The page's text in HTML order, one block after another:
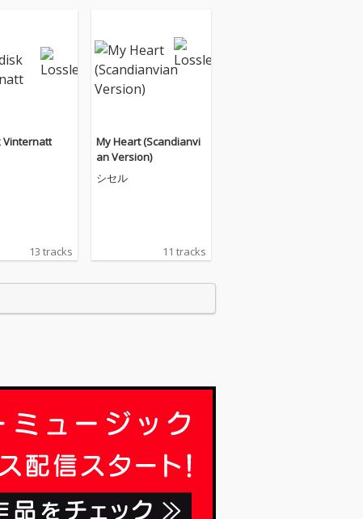
Vinternatt
13 tracks
My Heart (Scandianvi
an Version)
シセル
11 tracks